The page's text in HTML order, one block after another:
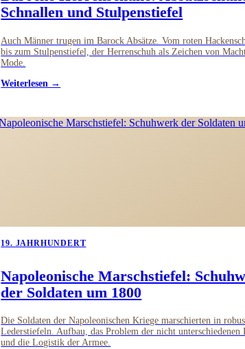
Schnallen und Stulpenstiefel
Auch Männer trugen im Barock Absätze. Vom roten
bis zum Stulpenstiefel, der Herrenschuh als Zeichen von
Mode.
Weiterlesen →
19. JAHRHUNDERT
Napoleonische Marschstiefel:
der Soldaten um 1800
Die Soldaten der Napoleonischen Kriege marschierten in
Lederstiefeln. Aufbau, das Problem der nicht unterschiedenen
und die Logistik der Armee.